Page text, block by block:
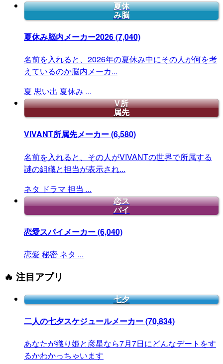
夏休
み脳
夏休み脳内メーカー2026(7,040)
名前を入れると、2026年の夏休み中にその人が何を考
えているのか脳内メーカ...
夏 思い出 夏休み ...
V所
属先
VIVANT所属先メーカー(6,580)
名前を入れると、その人がVIVANTの世界で所属する
謎の組織と担当が表示され...
ネタ ドラマ 担当 ...
恋ス
パイ
恋愛スパイメーカー(6,040)
恋愛 秘密 ネタ ...
🔥 注目アプリ
七夕
二人の七夕スケジュールメーカー(70,834)
あなたが織り姫と彦星なら7月7日にどんなデートをす
るかわかっちゃいます